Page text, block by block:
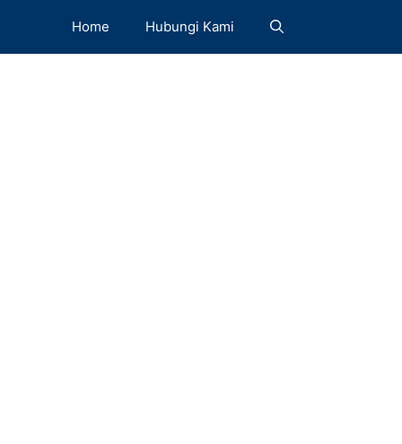
Home Hubungi Kami